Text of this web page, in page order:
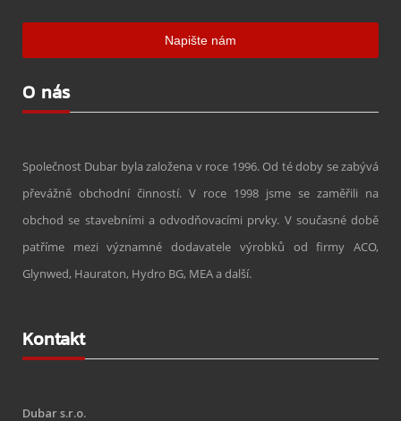
O nás
Společnost Dubar byla založena v roce 1996. Od té doby se zabývá
převážně obchodní činností. V roce 1998 jsme se zaměřili na
obchod se stavebními a odvodňovacími prvky. V současné době
patříme mezi významné dodavatele výrobků od firmy ACO,
Glynwed, Hauraton, Hydro BG, MEA a další.
Kontakt
Dubar s.r.o.